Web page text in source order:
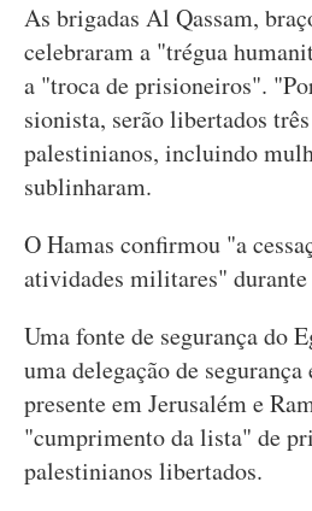
As brigadas Al Qassam,
celebraram a "trégua
a "troca de prisioneiros".
sionista, serão libertados
palestinianos, incluindo
sublinharam.
O Hamas confirmou "a
atividades militares"
Uma fonte de segurança do
uma delegação de
presente em Jerusalém e
"cumprimento da lista" de
palestinianos libertados.